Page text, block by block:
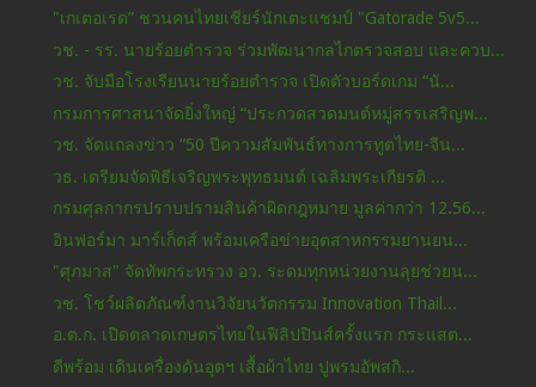
"เกเตอเรด” ชวนคนไทยเชียร์นักเตะแชมป์ "Gatorade 5v5...
วช. - รร. นายร้อยตำรวจ ร่วมพัฒนากลไกตรวจสอบ และควบ...
วช. จับมือโรงเรียนนายร้อยตำรวจ เปิดตัวบอร์ดเกม “นั...
กรมการศาสนาจัดยิ่งใหญ่ “ประกวดสวดมนต์หมู่สรรเสริญพ...
วช. จัดแถลงข่าว “50 ปีความสัมพันธ์ทางการทูตไทย-จีน...
วธ. เตรียมจัดพิธีเจริญพระพุทธมนต์ เฉลิมพระเกียรติ ...
กรมศุลกากรปราบปรามสินค้าผิดกฎหมาย มูลค่ากว่า 12.56...
อินฟอร์มา มาร์เก็ตส์ พร้อมเครือข่ายอุตสาหกรรมยานยน...
"ศุภมาส" จัดทัพกระทรวง อว. ระดมทุกหน่วยงานลุยช่วยน...
วช. โชว์ผลิตภัณฑ์งานวิจัยนวัตกรรม Innovation Thail...
อ.ต.ก. เปิดตลาดเกษตรไทยในฟิลิปปินส์ครั้งแรก กระแสต...
ดีพร้อม เดินเครื่องดันอุตฯ เสื้อผ้าไทย ปูพรมอัพสกิ...